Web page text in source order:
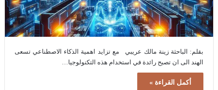
بقلم: الباحثة زينة مالك عريبي مع تزايد اهمية الذكاء الاصطناعي تسعى
الهند الى ان تصبح رائدة في استخدام هذه التكنولوجيا…
أكمل القراءة »